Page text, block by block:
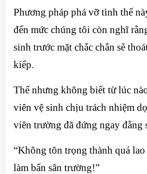
Phương pháp phá vỡ tình thế
đến mức chúng tôi còn nghĩ
sinh trước mặt chắc chắn sẽ
kiếp.
Thế nhưng không biết từ lúc
viên vệ sinh chịu trách nhiệm
viên trường đã đứng ngay đằng
“Không tôn trọng thành quả
làm bẩn sân trường!”